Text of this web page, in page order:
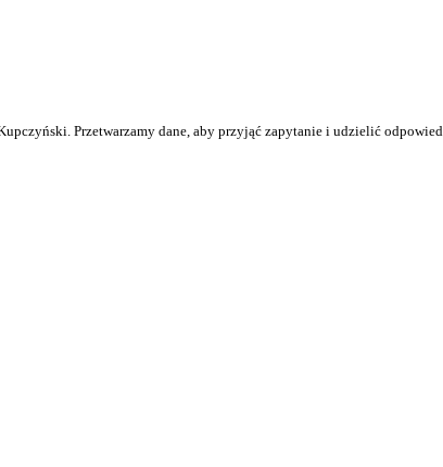
Przetwarzamy dane, aby przyjąć zapytanie i udzielić